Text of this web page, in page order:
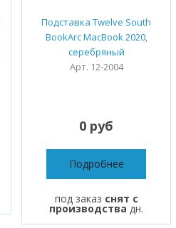
Подставка Twelve South
BookArc MacBook 2020,
серебряный
Арт. 12-2004
0 руб
Подробнее
под заказ снят с
производства дн.